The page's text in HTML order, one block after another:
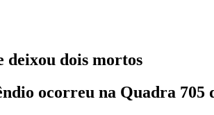
deixou dois mortos
ocorreu na Quadra 705